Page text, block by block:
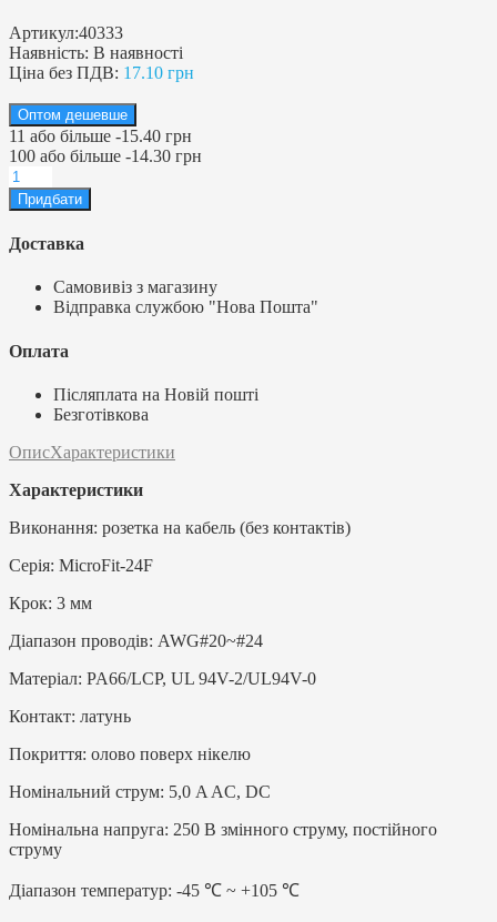
Артикул:40333
Наявність: В наявності
Ціна без ПДВ: 17.10 грн
Оптом дешевше
11 або більше -15.40 грн
100 або більше -14.30 грн
Доставка
Самовивіз з магазину
Відправка службою "Нова Пошта"
Оплата
Післяплата на Новій пошті
Безготівкова
ОписХарактеристики
Характеристики
Виконання: розетка на кабель (без контактів)
Серія: MicroFit-24F
Крок: 3 мм
Діапазон проводів: AWG#20~#24
Матеріал: PA66/LCP, UL 94V-2/UL94V-0
Контакт: латунь
Покриття: олово поверх нікелю
Номінальний струм: 5,0 A AC, DC
Номінальна напруга: 250 В змінного струму, постійного
струму
Діапазон температур: -45 ℃ ~ +105 ℃